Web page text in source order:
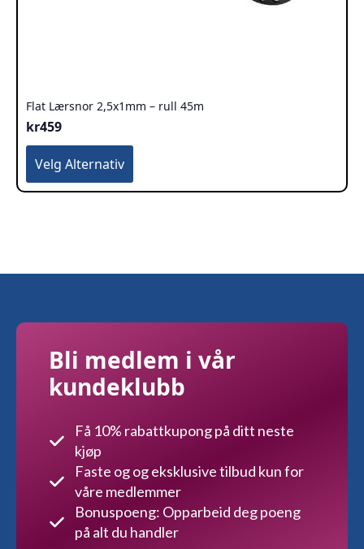
Flat Lærsnor 2,5x1mm – rull 45m
kr459
Velg Alternativ
produktet
har
velges
Bli medlem i vår
kundeklubb
Få 10% rabattkupong på ditt neste
kjøp
Faste og og eksklusive tilbud kun for
våre medlemmer
Bonuspoeng: Opparbeid deg poeng
på alt du handler